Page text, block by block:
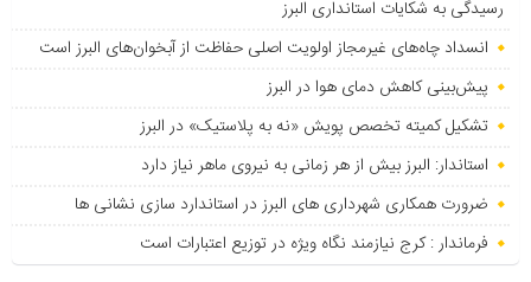
رسیدگی به شکایات استانداری البرز
انسداد چاه‌های غیرمجاز اولویت اصلی حفاظت از آبخوان‌های البرز است
پیش‌بینی کاهش دمای هوا در البرز
تشکیل کمیته تخصص پویش «نه به پلاستیک» در البرز
استاندار: البرز بیش از هر زمانی به نیروی ماهر نیاز دارد
ضرورت همکاری شهرداری های البرز در استاندارد سازی نشانی ها
فرماندار : کرج نیازمند نگاه ویژه در توزیع اعتبارات است